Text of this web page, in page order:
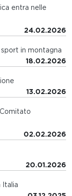
entra nelle
24.02.2026
in montagna
18.02.2026
13.02.2026
02.02.2026
20.01.2026
Italia